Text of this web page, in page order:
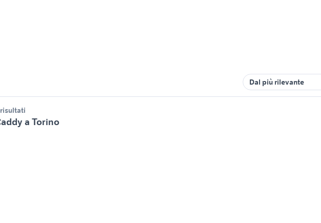
Dal più rilevante
a Torino